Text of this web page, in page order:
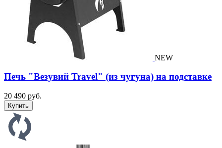
NEW
Печь "Везувий Travel" (из чугуна) на подставке
20 490 руб.